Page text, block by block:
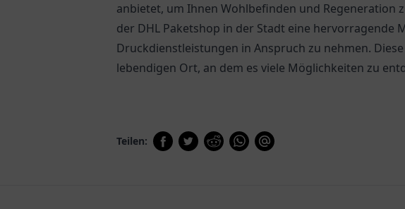
anbietet, um Ihnen Wohlbefinden und Regeneration
der DHL Paketshop in der Stadt eine hervorragende
Druckdienstleistungen in Anspruch zu nehmen.
lebendigen Ort, an dem es viele Möglichkeiten zu
Teilen: